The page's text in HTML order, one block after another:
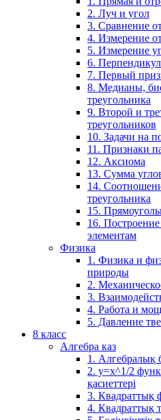
2. Луч и угол
3. Сравнение
4. Измерение
5. Измерение
6.
7. Первый
8. Медианы,
треугольника
9. Второй и
треугольников
10. Задачи на
11. Признаки
12. Аксиома
13. Сумма
14.
треугольника
15.
16.
элементам
Физика
1. Физика и
природы
2.
3.
4. Работа и
5. Давление
8 класс
Алгебра каз
1. Алгебралық
2. у=х^1/2
қасиеттері
3. Квадраттық
4. Квадраттық